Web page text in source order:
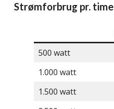
Strømforbrug pr. time
500 watt
1.000 watt
1.500 watt